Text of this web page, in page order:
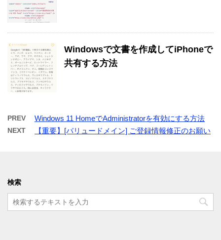
Windowsで文書を作成してiPhoneで
共有する方法
PREV Windows 11 HomeでAdministratorを有効にする方法
NEXT 【重要】[バリュードメイン] ご登録情報修正のお願い
検索